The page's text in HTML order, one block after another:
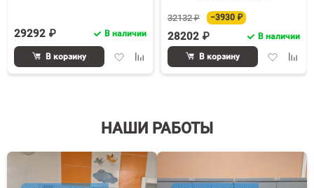
29292 ₽ В наличии
ДобавитьДобавить
В корзину
32132 ₽ −3930 ₽
28202 ₽ В наличии
Добавить
В корзину
НАШИ РАБОТЫ